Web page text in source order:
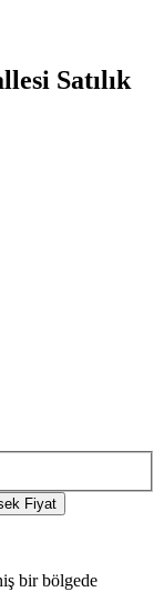
Satılık
Fiyat
bir bölgede